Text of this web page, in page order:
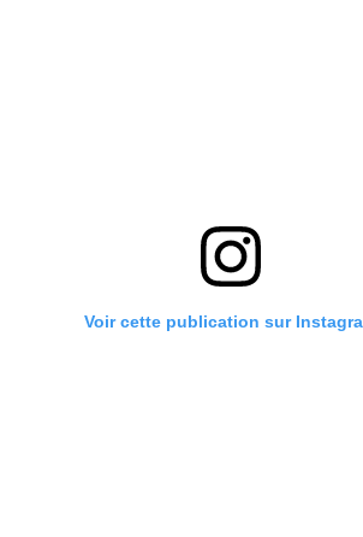
Voir cette publication sur